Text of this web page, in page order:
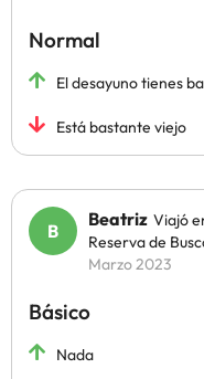
Normal
El desayuno tienes
Está bastante viejo
Beatriz Viajó
Reserva de
Marzo 2023
Básico
Nada